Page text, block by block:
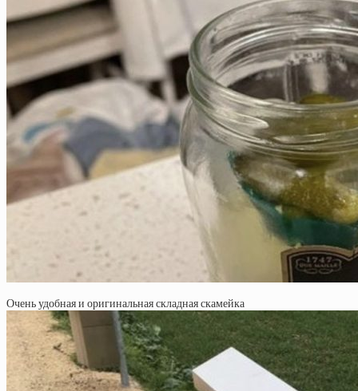
Очень удобная и оригинальная складная скамейка